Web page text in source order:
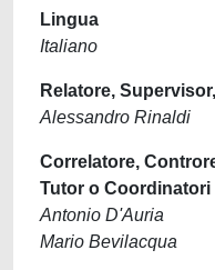
Lingua
Italiano
Relatore,
Alessandro Rinaldi
Correlatore,
Tutor o Coordinatori
Antonio D'Auria
Mario Bevilacqua